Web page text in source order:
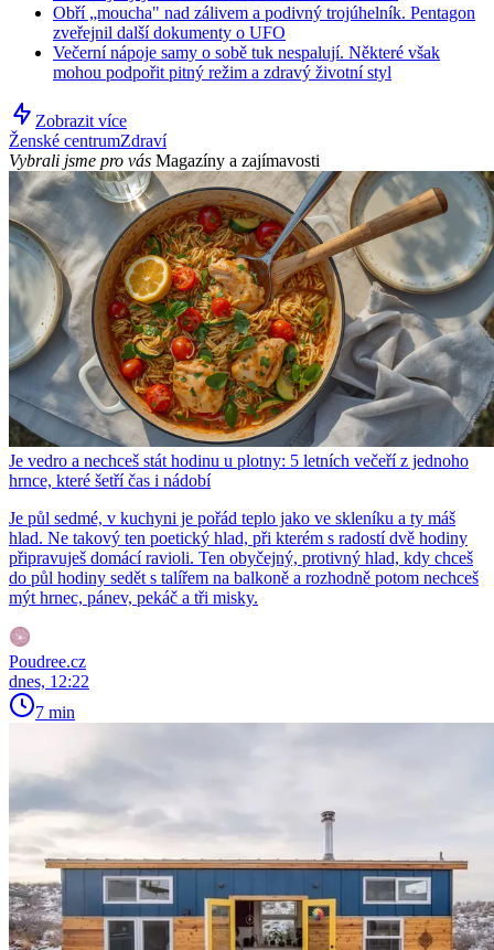
Obří „moucha" nad zálivem a podivný trojúhelník. Pentagon
zveřejnil další dokumenty o UFO
Večerní nápoje samy o sobě tuk nespalují. Některé však
mohou podpořit pitný režim a zdravý životní styl
Zobrazit více
Ženské centrumZdraví
Vybrali jsme pro vás Magazíny a zajímavosti
Je vedro a nechceš stát hodinu u plotny: 5 letních večeří z jednoho
hrnce, které šetří čas i nádobí
Je půl sedmé, v kuchyni je pořád teplo jako ve skleníku a ty máš
hlad. Ne takový ten poetický hlad, při kterém s radostí dvě hodiny
připravuješ domácí ravioli. Ten obyčejný, protivný hlad, kdy chceš
do půl hodiny sedět s talířem na balkoně a rozhodně potom nechceš
mýt hrnec, pánev, pekáč a tři misky.
Poudree.cz
dnes, 12:22
7 min